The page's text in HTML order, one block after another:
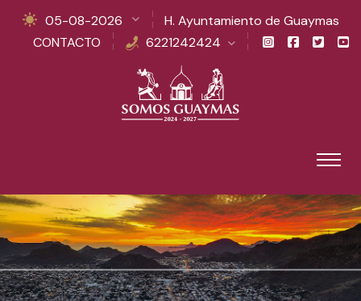
05-08-2026
H. Ayuntamiento de Guaymas
CONTACTO
6221242424